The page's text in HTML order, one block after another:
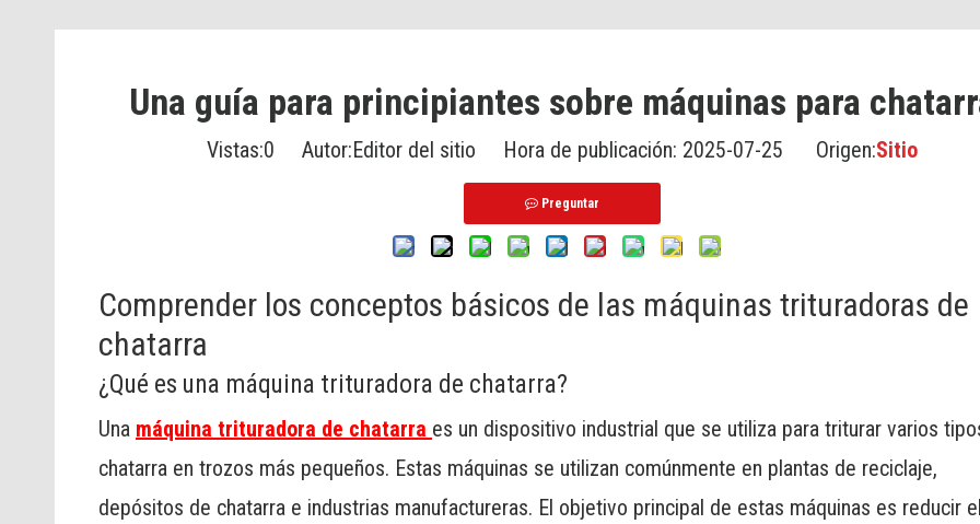
Una guía para principiantes sobre máquinas para
Vistas:0 Autor:Editor del sitio Hora de publicación: 2025-07-25 Origen:Sitio
Preguntar
Comprender los conceptos básicos de las máquinas trituradoras de
chatarra
¿Qué es una máquina trituradora de chatarra?
Una máquina trituradora de chatarra es un dispositivo industrial que se utiliza para triturar varios
chatarra en trozos más pequeños. Estas máquinas se utilizan comúnmente en plantas de reciclaje,
depósitos de chatarra e industrias manufactureras. El objetivo principal de estas máquinas es reducir el